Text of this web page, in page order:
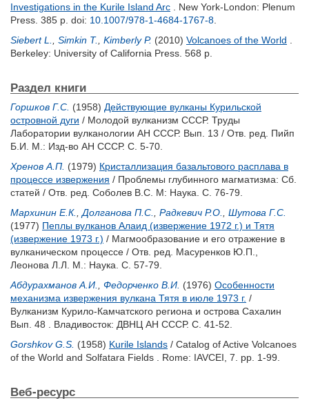
Investigations in the Kurile Island Arc . New York-London: Plenum
Press. 385 p. doi: 10.1007/978-1-4684-1767-8
Siebert L.
Simkin T. Kimberly P. (2010) Volcanoes of the World
Berkeley: University of California Press. 568 p.
Раздел книги
Горшков Г.С. (1958) Действующие вулканы Курильской
островной дуги / Молодой вулканизм СССР. Труды
Лаборатории вулканологии АН СССР. Вып. 13 / Отв. ред. Пийп
Б.И.
М.: Изд-во АН СССР. С. 5-70.
Хренов А.П. (1979) Кристаллизация базальтового расплава в
процессе извержения / Проблемы глубинного магматизма: Сб.
статей / Отв. ред. Соболев В.С. М: Наука. С. 76-79.
Мархинин Е.К.
Долганова П.С. Радкевич Р.О.
Шутова Г.С.
(1977) Пеплы вулканов Алаид (извержение 1972 г.) и Тятя
(извержение 1973 г.) / Магмообразование и его отражение в
вулканическом процессе / Отв. ред. Масуренков Ю.П.
Леонова Л.Л.
М.: Наука. С. 57-79.
Абдурахманов А.И.
Федорченко В.И. (1976) Особенности
механизма извержения вулкана Тятя в июле 1973 г. /
Вулканизм Курило-Камчатского региона и острова Сахалин
Вып. 48 . Владивосток: ДВНЦ АН СССР. С. 41-52.
Gorshkov G.S. (1958) Kurile Islands / Catalog of Active Volcanoes
of the World and Solfatara Fields . Rome: IAVCEI, 7. pp. 1-99.
Веб-ресурс